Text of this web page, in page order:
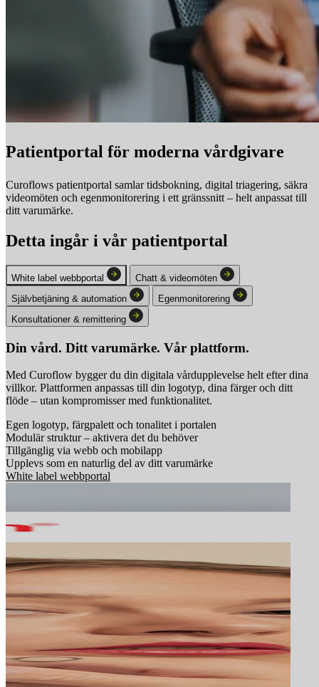
Patientportal för moderna vårdgivare
Curoflows patientportal samlar tidsbokning, digital triagering, säkra
videomöten och egenmonitorering i ett gränssnitt – helt anpassat till
ditt varumärke.
Detta ingår i vår patientportal
White label webbportal
Chatt & videomöten
Självbetjäning & automation
Egenmonitorering
Konsultationer & remittering
Din vård. Ditt varumärke. Vår plattform.
Med Curoflow bygger du din digitala vårdupplevelse helt efter dina
villkor. Plattformen anpassas till din logotyp, dina färger och ditt
flöde – utan kompromisser med funktionalitet.
Egen logotyp, färgpalett och tonalitet i portalen
Modulär struktur – aktivera det du behöver
Tillgänglig via webb och mobilapp
Upplevs som en naturlig del av ditt varumärke
White label webbportal